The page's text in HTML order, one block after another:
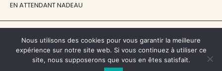
EN ATTENDANT NADEAU
CENTRE NATIONAL DU LIVRE
Nous utilisons des cookies pour vous garantir la meilleure
expérience sur notre site web. Si vous continuez à utiliser ce
site, nous supposerons que vous en êtes satisfait.